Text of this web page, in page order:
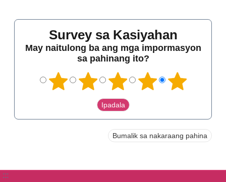
Survey sa Kasiyahan
May naitulong ba ang mga impormasyon
sa pahinang ito?
Bumalik sa nakaraang pahina
:::